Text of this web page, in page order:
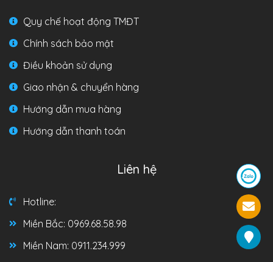
Quy chế hoạt động TMĐT
Chính sách bảo mật
Điều khoản sử dụng
Giao nhận & chuyển hàng
Hướng dẫn mua hàng
Hướng dẫn thanh toán
Liên hệ
Hotline:
Miền Bắc: 0969.68.58.98
Miền Nam: 0911.234.999